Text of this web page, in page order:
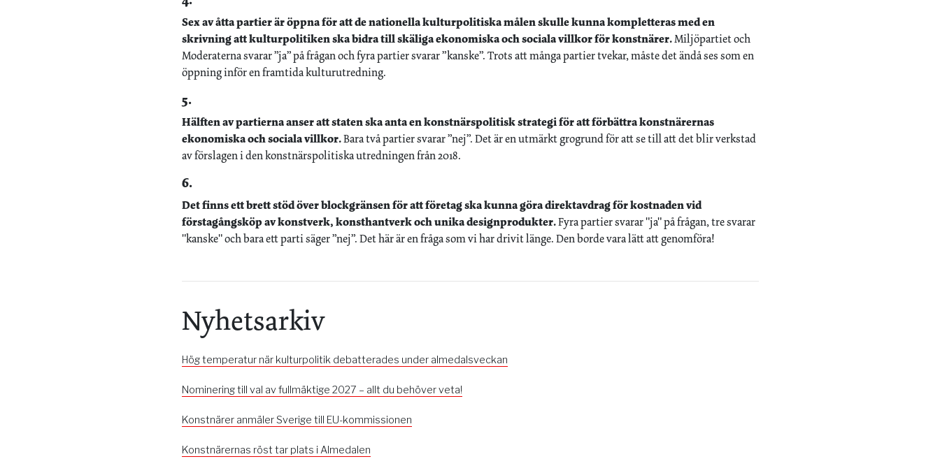
Sex av åtta partier är öppna för att de nationella kulturpolitiska målen skulle kunna kompletteras med en
skrivning att kulturpolitiken ska bidra till skäliga ekonomiska och sociala villkor för konstnärer.Miljöpartiet och
Moderaterna svarar ”ja” på frågan och fyra partier svarar ”kanske”. Trots att många partier tvekar, måste det ändå ses som en
öppning inför en framtida kulturutredning.
5.
Hälften av partierna anser att staten ska anta en konstnärspolitisk strategi för att förbättra konstnärernas
ekonomiska och sociala villkor.Bara två partier svarar ”nej”. Det är en utmärkt grogrund för att se till att det blir verkstad
av förslagen i den konstnärspolitiska utredningen från 2018.
6.
Det finns ett brett stöd över blockgränsen för att företag ska kunna göra direktavdrag för kostnaden vid
förstagångsköp av konstverk, konsthantverk och unika designprodukter.Fyra partier svarar "ja" på frågan, tre svarar
"kanske" och bara ett parti säger ”nej”. Det här är en fråga som vi har drivit länge. Den borde vara lätt att genomföra!
Nyhetsarkiv
Hög temperatur när kulturpolitik debatterades under almedalsveckan
Nominering till val av fullmäktige 2027 – allt du behöver veta!
Konstnärer anmäler Sverige till EU-kommissionen
Konstnärernas röst tar plats i Almedalen